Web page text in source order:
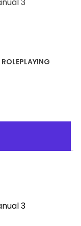
ROLEPLAYING
3